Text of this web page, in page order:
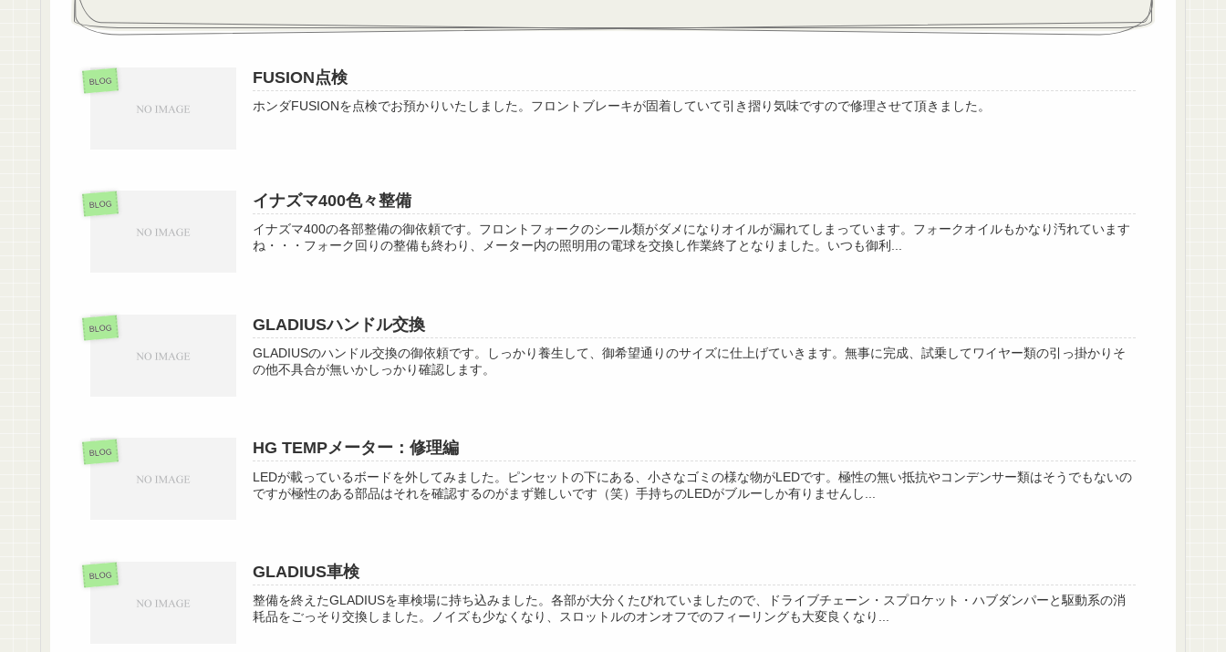
BLOG FUSION点検
ホンダFUSIONを点検でお預かりいたしました。フロントブレーキが固着していて引き摺り気味ですので修理させて頂きました。
BLOG イナズマ400色々整備
イナズマ400の各部整備の御依頼です。フロントフォークのシール類がダメになりオイルが漏れてしまっています。フォークオイルもかなり汚れています
ね・・・フォーク回りの整備も終わり、メーター内の照明用の電球を交換し作業終了となりました。いつも御利...
BLOG GLADIUSハンドル交換
GLADIUSのハンドル交換の御依頼です。しっかり養生して、御希望通りのサイズに仕上げていきます。無事に完成、試乗してワイヤー類の引っ掛かりそ
の他不具合が無いかしっかり確認します。
BLOG HG TEMPメーター：修理編
LEDが載っているボードを外してみました。ピンセットの下にある、小さなゴミの様な物がLEDです。極性の無い抵抗やコンデンサー類はそうでもないの
ですが極性のある部品はそれを確認するのがまず難しいです（笑）手持ちのLEDがブルーしか有りませんし...
BLOG GLADIUS車検
整備を終えたGLADIUSを車検場に持ち込みました。各部が大分くたびれていましたので、ドライブチェーン・スプロケット・ハブダンパーと駆動系の消
耗品をごっそり交換しました。ノイズも少なくなり、スロットルのオンオフでのフィーリングも大変良くなり...